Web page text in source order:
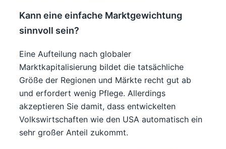
Kann eine einfache Marktgewichtung
sinnvoll sein?
Eine Aufteilung nach globaler
Marktkapitalisierung bildet die tatsächliche
Größe der Regionen und Märkte recht gut ab
und erfordert wenig Pflege. Allerdings
akzeptieren Sie damit, dass entwickelten
Volkswirtschaften wie den USA automatisch ein
sehr großer Anteil zukommt.